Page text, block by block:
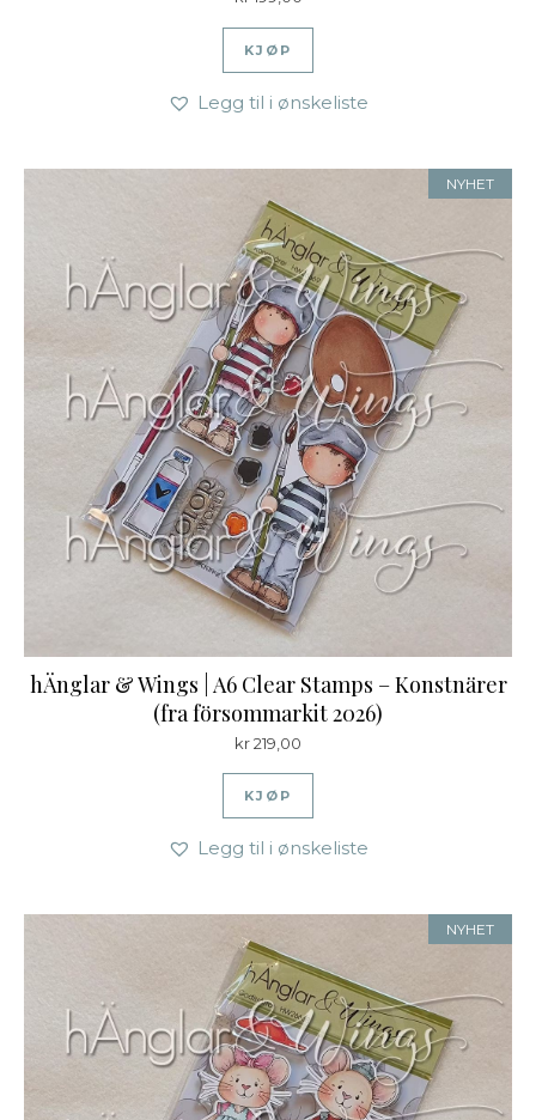
KJØP
Legg til i ønskeliste
NYHET
hÄnglar & Wings | A6 Clear Stamps – Konstnärer
(fra försommarkit 2026)
kr219,00
KJØP
Legg til i ønskeliste
NYHET